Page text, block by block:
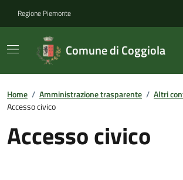
Regione Piemonte
Comune di Coggiola
Home / Amministrazione trasparente / Altri
Accesso civico
Accesso civico